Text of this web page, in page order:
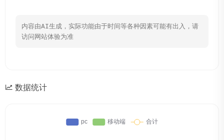
内容由AI生成，实际功能由于时间等各种因素可能有出入，请
访问网站体验为准
数据统计